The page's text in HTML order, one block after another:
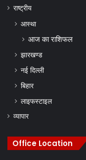
राष्ट्रीय
आस्था
आज का राशिफल
झारखण्ड
नई दिल्ली
बिहार
लाइफस्टाइल
व्यापार
Office Location